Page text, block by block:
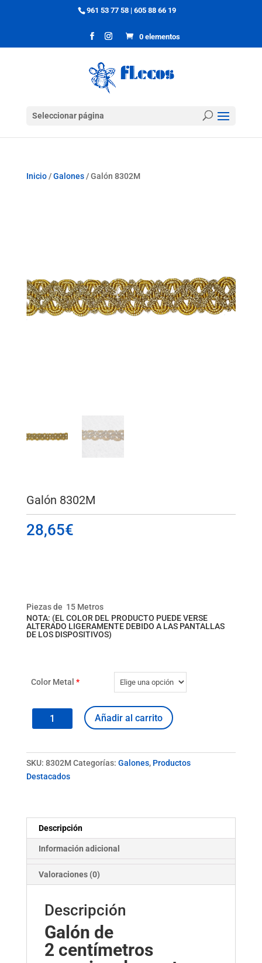
961 53 77 58 |605 88 66 19
0 elementos
Seleccionar página
Inicio/Galones/ Galón 8302M
Galón 8302M
28,65€
Piezas de 15 Metros
NOTA: (EL COLOR DEL PRODUCTO PUEDE VERSE
ALTERADO LIGERAMENTE DEBIDO A LAS PANTALLAS
DE LOS DISPOSITIVOS)
Color Metal *
Galón
Añadir al carrito
SKU: 8302M Categorías: Galones, Productos
Destacados
Descripción
Información adicional
Valoraciones (0)
Descripción
Galón de
2 centímetros